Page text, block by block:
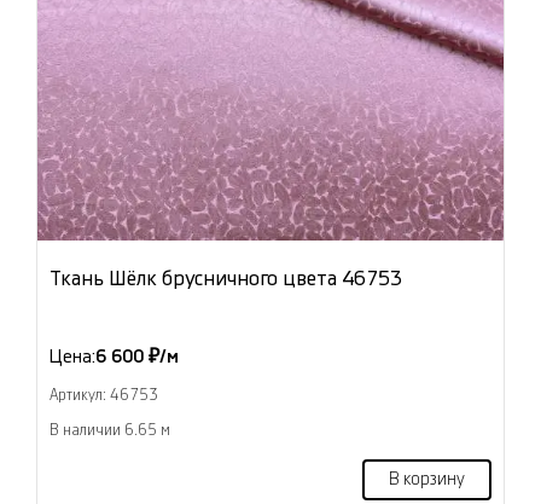
Ткань Шёлк брусничного цвета 46753
Цена:6 600 ₽/м
Артикул: 46753
В наличии 6.65 м
В корзину